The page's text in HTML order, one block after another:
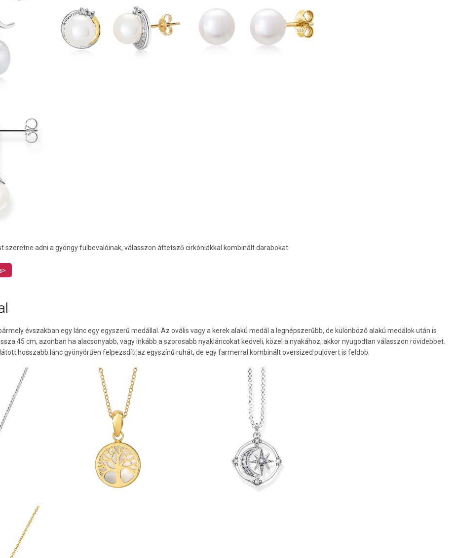
szeretne adni a gyöngy fülbevalóinak, válasszon áttetsző cirkóniákkal kombinált darabokat.
évszakban egy lánc egy egyszerű medállal. Az ovális vagy a kerek alakú medál a legnépszerűbb, de különböző alakú medálok után is
45 cm, azonban ha alacsonyabb, vagy inkább a szorosabb nyakláncokat kedveli, közel a nyakához, akkor nyugodtan válasszon rövidebbet.
hosszabb lánc gyönyörűen felpezsdíti az egyszínű ruhát, de egy farmerral kombinált oversized pulóvert is feldob.